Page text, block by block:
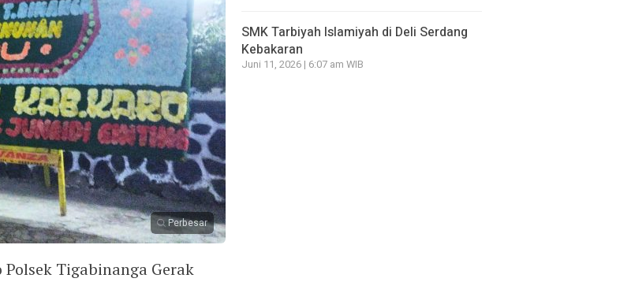
Perbesar
Polsek Tigabinanga Gerak
SMK Tarbiyah Islamiyah di Deli Serdang
Kebakaran
Juni 11, 2026 | 6:07 am WIB